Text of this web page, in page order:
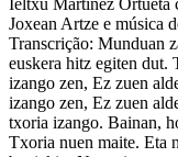
Joxean Artze e música
Transcrição: Munduan
euskera hitz egiten
izango zen, Ez zuen
izango zen, Ez zuen
txoria izango. Bainan,
Txoria nuen maite. Eta